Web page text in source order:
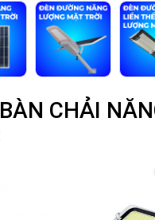
CHẢI